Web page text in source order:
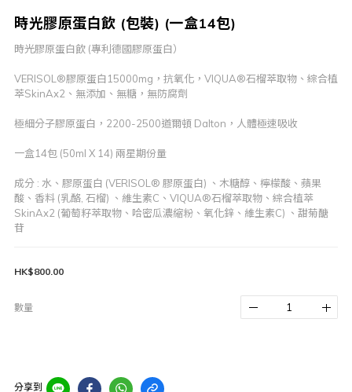
時光膠原蛋白飲 (包裝) (一盒14包)
時光膠原蛋白飲 (專利德國膠原蛋白）
VERISOL®膠原蛋白15000mg，抗氧化，VIQUA®石榴萃取物、綜合植
萃SkinAx2、無添加、無糖，無防腐劑
極細分子膠原蛋白，2200-2500道爾頓 Dalton，人體極速吸收
一盒14包 (50ml X 14) 兩星期份量
成分 : 水、膠原蛋白 (VERISOL® 膠原蛋白) 、木糖醇、檸檬酸、蘋果
酸、香料 (乳酪, 石榴) 、維生素C、VIQUA®石榴萃取物、綜合植萃
SkinAx2 (葡萄籽萃取物、哈密瓜濃縮粉、氧化鋅、維生素C) 、甜菊醣
苷
HK$800.00
數量
分享到